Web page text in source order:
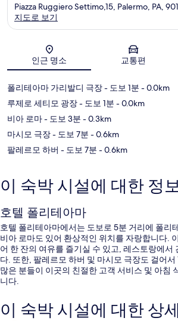
지도
Piazza Ruggiero Settimo,15, Palermo, PA,
지도로 보기
인근 명소 교통편
폴리테아마 가리발디 극장- 도보 1분 - 0.0km
루제로 세티모 광장- 도보 1분 - 0.0km
비아 로마- 도보 3분 - 0.3km
마시모 극장- 도보 7분 - 0.6km
팔레르모 하버 - 도보 7분 - 0.6km
이 숙박 시설에 대한 정
호텔 폴리테아마
호텔 폴리테아마에서는 도보로 5분 거리에 폴리
비아 로마도 있어 환상적인 위치를 자랑합니다.
어 한 잔의 여유를 즐기실 수 있고, 레스토랑에서
다. 또한, 팔레르모 하버 및 마시모 극장도 걸어
많은 분들이 이곳의 친절한 고객 서비스 및 아침
니다.
이 숙박 시설에 대한 상